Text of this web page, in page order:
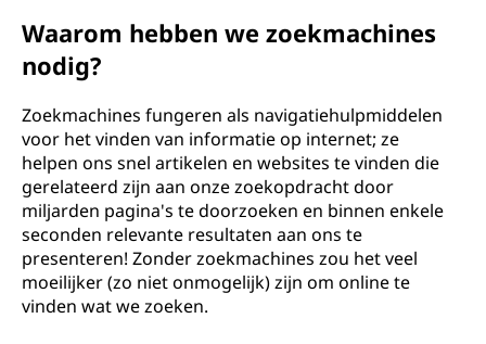
Waarom hebben we zoekmachines
nodig?
Zoekmachines fungeren als navigatiehulpmiddelen
voor het vinden van informatie op internet; ze
helpen ons snel artikelen en websites te vinden die
gerelateerd zijn aan onze zoekopdracht door
miljarden pagina's te doorzoeken en binnen enkele
seconden relevante resultaten aan ons te
presenteren! Zonder zoekmachines zou het veel
moeilijker (zo niet onmogelijk) zijn om online te
vinden wat we zoeken.